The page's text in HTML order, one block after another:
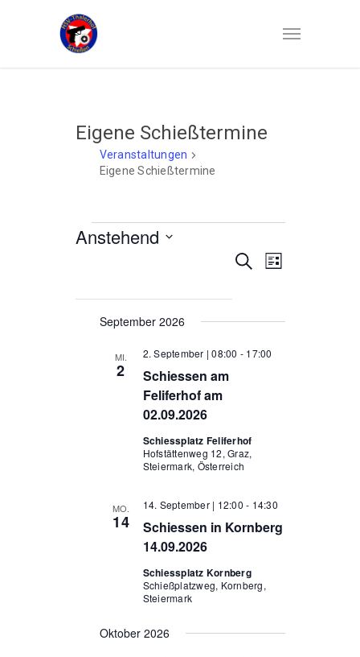
Eigene Schießtermine
Veranstaltungen
Eigene Schießtermine
Veranstaltungen
und
Navigation
Suche Veranstaltung
Liste
Anstehend
September 2026
MI.
2
Schiessen am
Feliferhof am
02.09.2026
2. September | 08:00 - 17:00
Schiessplatz Feliferhof
Hofstättenweg 12, Graz,
Steiermark, Österreich
MO.
14
Schiessen in Kornberg
14.09.2026
14. September | 12:00 - 14:30
Schiessplatz Kornberg
Schießplatzweg, Kornberg,
Steiermark
Oktober 2026